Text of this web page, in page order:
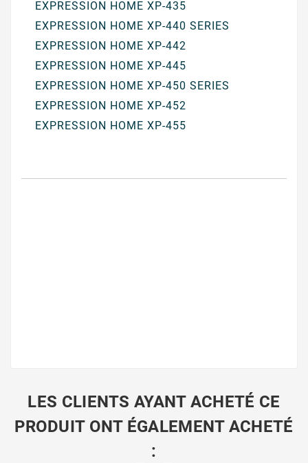
EXPRESSION HOME XP-435
EXPRESSION HOME XP-440 SERIES
EXPRESSION HOME XP-442
EXPRESSION HOME XP-445
EXPRESSION HOME XP-450 SERIES
EXPRESSION HOME XP-452
EXPRESSION HOME XP-455
LES CLIENTS AYANT ACHETÉ CE
PRODUIT ONT ÉGALEMENT ACHETÉ
: